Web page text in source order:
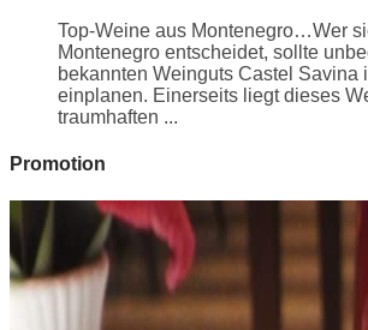
Top-Weine aus Montenegro…Wer
Montenegro entscheidet, sollte
bekannten Weinguts Castel Savina
einplanen. Einerseits liegt dieses
traumhaften ...
Promotion